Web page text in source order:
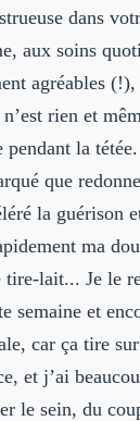
dans
aux soins
agréables
rien et
pendant la tétée.
que
la guérison
ma
tire-lait... Je le
semaine et
car ça tire
et j’ai
le sein, du